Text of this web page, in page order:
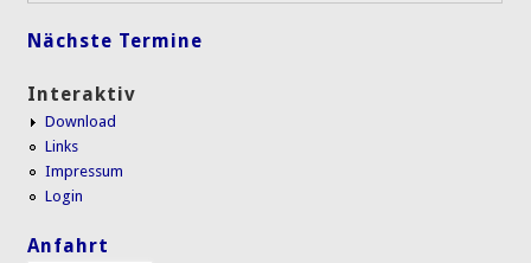
Nächste Termine
Interaktiv
Download
Links
Impressum
Login
Anfahrt